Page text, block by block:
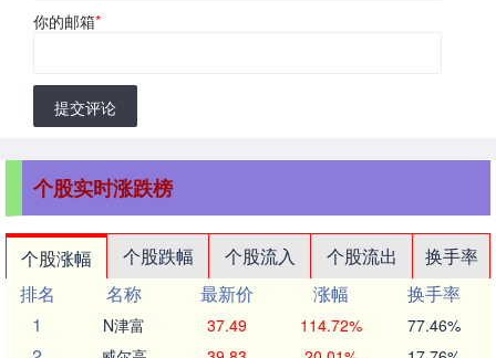
你的邮箱*
提交评论
个股实时涨跌榜
个股涨幅 个股跌幅 个股流入 个股流出
换手率
排名
名称 最新价 涨幅
换手率
1
N津富 37.49 114.72% 77.46%